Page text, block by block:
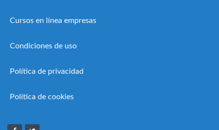
Cursos en línea empresas
Condiciones de uso
Política de privacidad
Política de cookies